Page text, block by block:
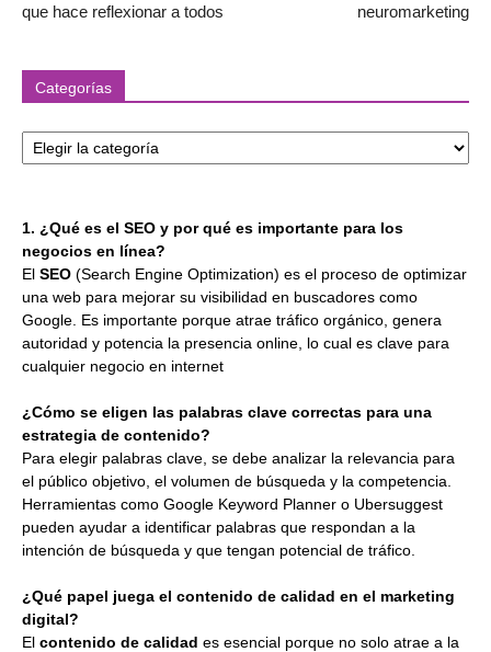
que hace reflexionar a todos
neuromarketing
Categorías
1. ¿Qué es el SEO y por qué es importante para los
negocios en línea?
El SEO (Search Engine Optimization) es el proceso de optimizar
una web para mejorar su visibilidad en buscadores como
Google. Es importante porque atrae tráfico orgánico, genera
autoridad y potencia la presencia online, lo cual es clave para
cualquier negocio en internet
¿Cómo se eligen las palabras clave correctas para una
estrategia de contenido?
Para elegir palabras clave, se debe analizar la relevancia para
el público objetivo, el volumen de búsqueda y la competencia.
Herramientas como Google Keyword Planner o Ubersuggest
pueden ayudar a identificar palabras que respondan a la
intención de búsqueda y que tengan potencial de tráfico.
¿Qué papel juega el contenido de calidad en el marketing
digital?
El contenido de calidad es esencial porque no solo atrae a la